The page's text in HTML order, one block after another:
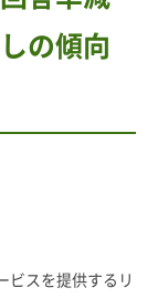
の傾向
ビスを提供するリ